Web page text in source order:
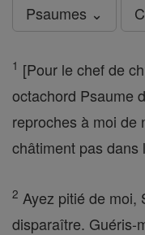
Psaumes ⌄
1 [Pour le chef de
octachord Psaume
reproches à moi de
châtiment pas dans
2 Ayez pitié de moi,
disparaître. Guéris-